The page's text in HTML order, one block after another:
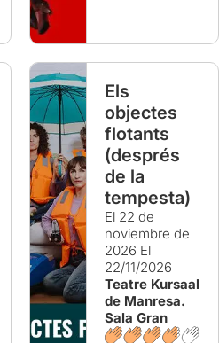
Els
objectes
flotants
(després
de la
tempesta)
El 22 de
noviembre de
2026 El
22/11/2026
Teatre Kursaal
de Manresa.
Sala Gran